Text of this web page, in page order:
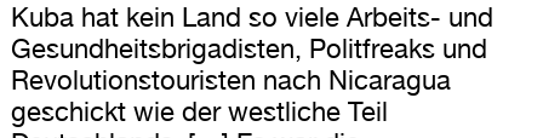
Kuba hat kein Land so viele Arbeits- und
Gesundheitsbrigadisten, Politfreaks und
Revolutionstouristen nach Nicaragua
geschickt wie der westliche Teil